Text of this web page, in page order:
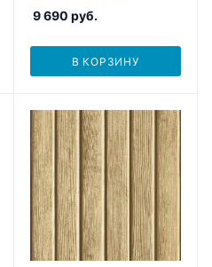
9 690 руб.
В КОРЗИНУ